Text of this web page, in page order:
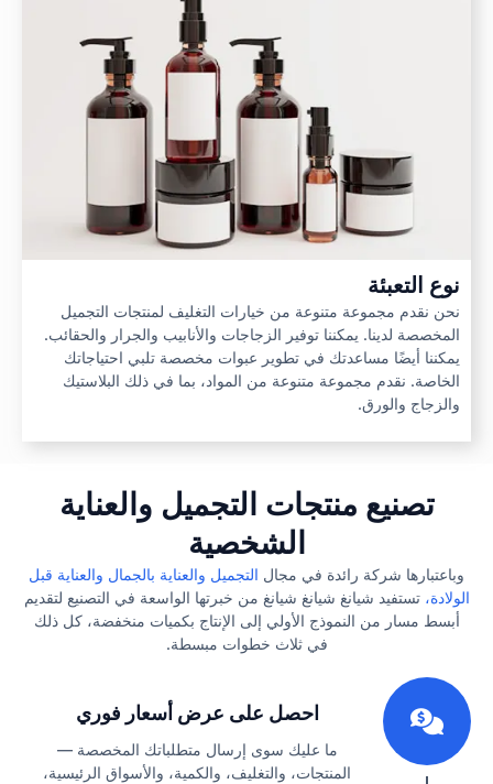
نوع التعبئة
نحن نقدم مجموعة متنوعة من خيارات التغليف لمنتجات التجميل
المخصصة لدينا. يمكننا توفير الزجاجات والأنابيب والجرار والحقائب.
يمكننا أيضًا مساعدتك في تطوير عبوات مخصصة تلبي احتياجاتك
الخاصة. نقدم مجموعة متنوعة من المواد، بما في ذلك البلاستيك
والزجاج والورق.
تصنيع منتجات التجميل والعناية
الشخصية
وباعتبارها شركة رائدة في مجال التجميل والعناية بالجمال والعناية قبل
الولادة، تستفيد شيانغ شيانغ شيانغ من خبرتها الواسعة في التصنيع لتقديم
أبسط مسار من النموذج الأولي إلى الإنتاج بكميات منخفضة، كل ذلك
في ثلاث خطوات مبسطة.
احصل على عرض أسعار فوري
ما عليك سوى إرسال متطلباتك المخصصة —
المنتجات، والتغليف، والكمية، والأسواق الرئيسية،